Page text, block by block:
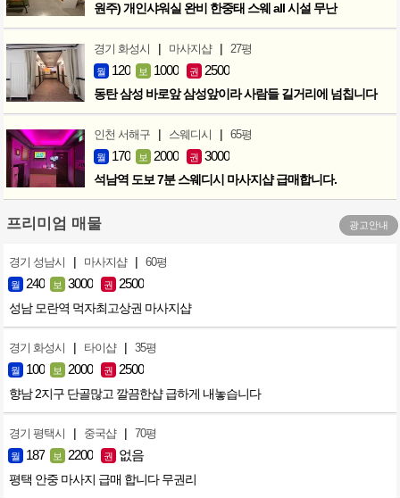
원주) 개인샤워실 완비 한중태 스웨 all 시설 무난
경기 화성시 | 마사지샵 | 27평
월 120 보 1000 권 2500
동탄 삼성 바로앞 삼성앞이라 사람들 길거리에 넘칩니다
인천 서해구 | 스웨디시 | 65평
월 170 보 2000 권 3000
석남역 도보 7분 스웨디시 마사지샵 급매합니다.
프리미엄 매물 광고안내
경기 성남시 | 마사지샵 | 60평
월 240 보 3000 권 2500
성남 모란역 먹자최고상권 마사지샵
경기 화성시 | 타이샵 | 35평
월 100 보 2000 권 2500
향남 2지구 단골많고 깔끔한샵 급하게 내놓습니다
경기 평택시 | 중국샵 | 70평
월 187 보 2200 권 없음
평택 안중 마사지 급매 합니다 무권리